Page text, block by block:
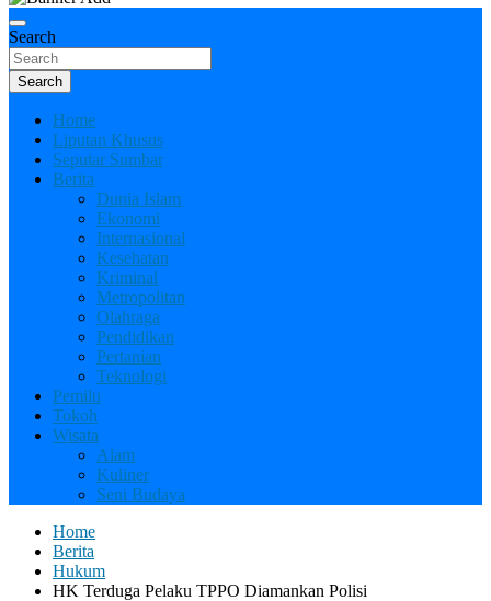
Search
Search
Home
Liputan Khusus
Seputar Sumbar
Berita
Dunia Islam
Ekonomi
Internasional
Kesehatan
Kriminal
Metropolitan
Olahraga
Pendidikan
Pertanian
Teknologi
Pemilu
Tokoh
Wisata
Alam
Kuliner
Seni Budaya
Home
Berita
Hukum
HK Terduga Pelaku TPPO Diamankan Polisi